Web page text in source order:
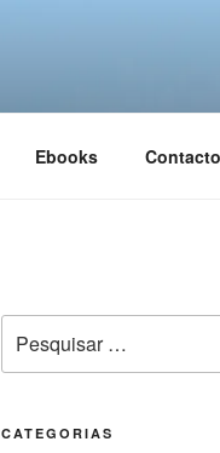
Ebooks
CATEGORIAS